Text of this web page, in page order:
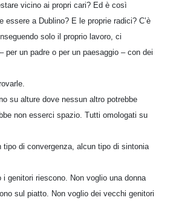
vicino ai propri cari? Ed è così
a Dublino? E le proprie radici? C’è
solo il proprio lavoro, ci
per un padre o per un paesaggio – con dei
su alture dove nessun altro potrebbe
non esserci spazio. Tutti omologati su
di convergenza, alcun tipo di sintonia
genitori riescono. Non voglio una donna
sul piatto. Non voglio dei vecchi genitori